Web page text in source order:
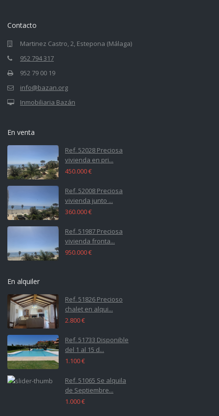
Contacto
Martinez Castro, 2, Estepona (Málaga)
952 794 317
952 79 00 19
info@bazan.org
Inmobiliaria Bazán
En venta
Ref. 52028 Preciosa
vivienda en pri...
450.000 €
Ref. 52008 Preciosa
vivienda junto ...
360.000 €
Ref. 51987 Preciosa
vivienda fronta...
950.000 €
En alquiler
Ref. 51826 Precioso
chalet en alqui...
2.800 €
Ref. 51733 Disponible
del 1 al 15 d...
1.100 €
Ref. 51065 Se alquila
de Septiembre...
1.000 €